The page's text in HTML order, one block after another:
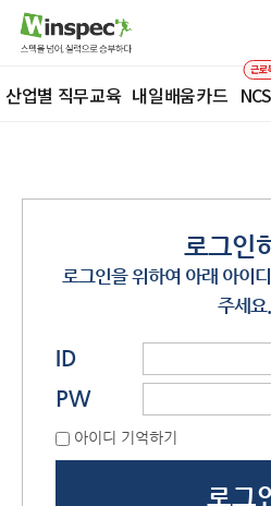
산업별 직무교육 내일배움카드
근
로그인
로그인을 위하여 아래 아이
주세요.
ID
PW
아이디 기억하기